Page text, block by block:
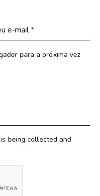
para a próxima vez
being collected and